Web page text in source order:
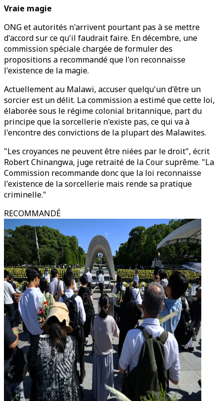
Vraie magie
ONG et autorités n'arrivent pourtant pas à se mettre
d'accord sur ce qu'il faudrait faire. En décembre, une
commission spéciale chargée de formuler des
propositions a recommandé que l'on reconnaisse
l'existence de la magie.
Actuellement au Malawi, accuser quelqu'un d'être un
sorcier est un délit. La commission a estimé que cette loi,
élaborée sous le régime colonial britannique, part du
principe que la sorcellerie n'existe pas, ce qui va à
l'encontre des convictions de la plupart des Malawites.
"Les croyances ne peuvent être niées par le droit", écrit
Robert Chinangwa, juge retraité de la Cour suprême. "La
Commission recommande donc que la loi reconnaisse
l'existence de la sorcellerie mais rende sa pratique
criminelle."
RECOMMANDÉ